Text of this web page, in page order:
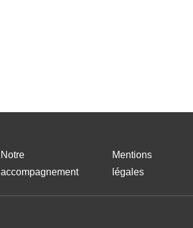
Notre
accompagnement
Mentions
légales